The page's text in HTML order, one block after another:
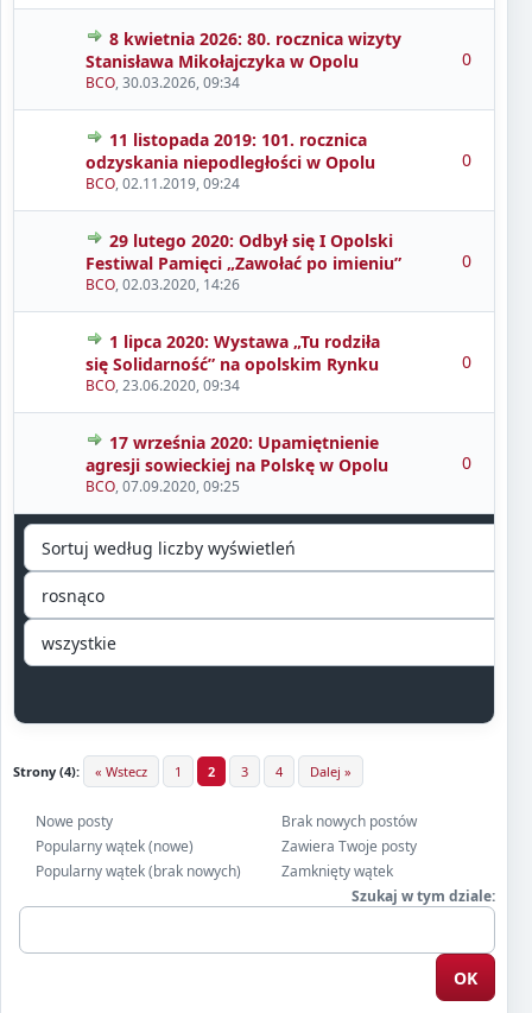
8 kwietnia 2026: 80. rocznica wizyty
Stanisława Mikołajczyka w Opolu
BCO,30.03.2026, 09:34
0
11 listopada 2019: 101. rocznica
odzyskania niepodległości w Opolu
BCO,02.11.2019, 09:24
0
29 lutego 2020: Odbył się I Opolski
Festiwal Pamięci „Zawołać po imieniu”
BCO,02.03.2020, 14:26
0
1 lipca 2020: Wystawa „Tu rodziła
się Solidarność” na opolskim Rynku
BCO,23.06.2020, 09:34
0
17 września 2020: Upamiętnienie
agresji sowieckiej na Polskę w Opolu
BCO,07.09.2020, 09:25
0
Strony (4): « Wstecz 1 2 3 4 Dalej »
Nowe posty
Popularny wątek (nowe)
Popularny wątek (brak nowych)
Brak nowych postów
Zawiera Twoje posty
Zamknięty wątek
Szukaj w tym dziale: